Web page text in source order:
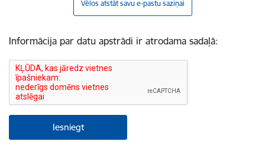
Vēlos atstāt savu e-pastu saziņai
Informācija par datu apstrādi ir atrodama sadaļā: